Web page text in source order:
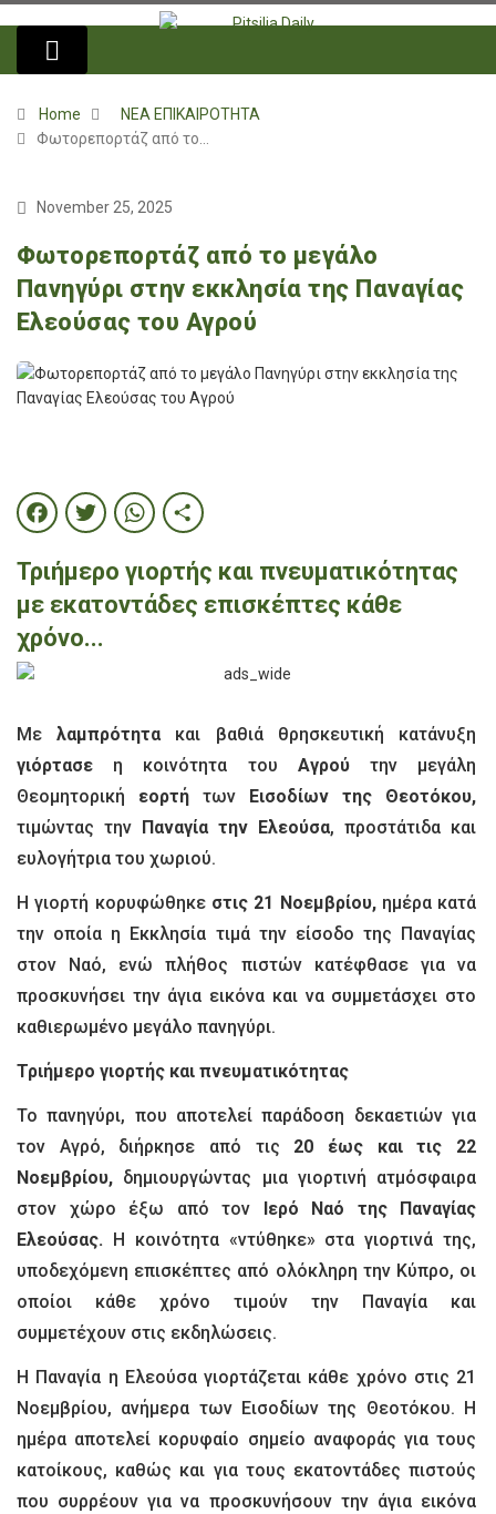
Home
ΝΕΑ ΕΠΙΚΑΙΡΟΤΗΤΑ
Φωτορεπορτάζ από το…
November 25, 2025
Φωτορεπορτάζ από το μεγάλο
Πανηγύρι στην εκκλησία της Παναγίας
Ελεούσας του Αγρού
Facebook
Twitter
WhatsApp
Share
Τριήμερο γιορτής και πνευματικότητας
με εκατοντάδες επισκέπτες κάθε
χρόνο...
Μελαμπρότητακαι βαθιά θρησκευτική κατάνυξη
γιόρτασε η κοινότητα του Αγρούτην μεγάλη
Θεομητορική εορτή των Εισοδίων της Θεοτόκου,
τιμώντας την
Παναγία την Ελεούσα, προστάτιδα και
ευλογήτρια του χωριού.
Η γιορτή κορυφώθηκεστις 21 Νοεμβρίου,ημέρα κατά
την οποία η Εκκλησία τιμά την είσοδο της Παναγίας
στον Ναό, ενώ πλήθος πιστών κατέφθασε για να
προσκυνήσει την άγια εικόνα και να συμμετάσχει στο
καθιερωμένο μεγάλο πανηγύρι.
Τριήμερο γιορτής και πνευματικότητας
Το πανηγύρι, που αποτελεί παράδοση δεκαετιών για
τον Αγρό, διήρκησε από τις 20 έως και τις 22
Νοεμβρίου, δημιουργώντας μια γιορτινή ατμόσφαιρα
στον χώρο έξω από τον Ιερό Ναό της Παναγίας
Ελεούσας. Η κοινότητα «ντύθηκε» στα γιορτινά της,
υποδεχόμενη επισκέπτες από ολόκληρη την Κύπρο, οι
οποίοι κάθε χρόνο τιμούν την Παναγία και
συμμετέχουν στις εκδηλώσεις.
Η Παναγία η Ελεούσα γιορτάζεται κάθε χρόνο στις 21
Νοεμβρίου, ανήμερα των Εισοδίων της Θεοτόκου. Η
ημέρα αποτελεί κορυφαίο σημείο αναφοράς για τους
κατοίκους, καθώς και για τους εκατοντάδες πιστούς
που συρρέουν για να προσκυνήσουν την άγια εικόνα